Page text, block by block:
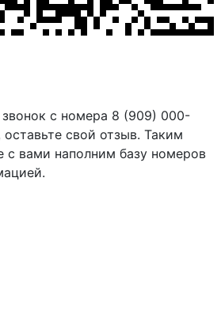
с номера 8 (909) 000-
свой отзыв. Таким
вами наполним базу номеров